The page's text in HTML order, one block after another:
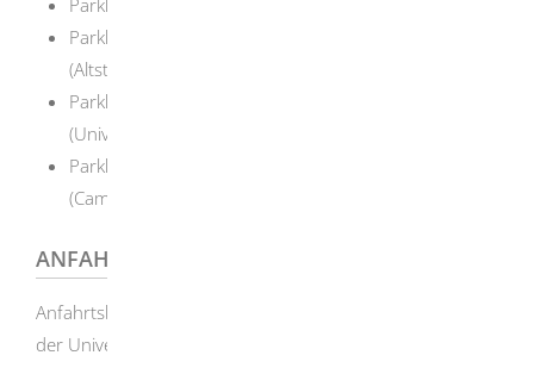
Parkhaus Brunnenstraße 29 (Campus Tal)
Parkhaus Altstadt König, Herrenberger Str. 2
(Altstadt, Universitätskliniken Tal, derzeit gesperrt)
Parkhaus P4 Crona, Hoppe-Seyler-Straße 2
(Universitätskliniken Berg)
Parkhaus Ebenhalde, Schnarrenbergstraße 158
(Campus Morgenstelle
ANFAHRTSBESCHREIBUNG
Anfahrtsbeschreibungen und Lagepläne s. Homepage
der Universität: